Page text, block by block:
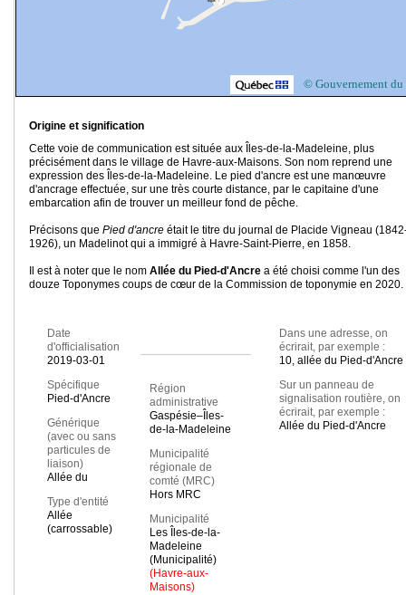
© Gouvernement du
Origine et signification
Cette voie de communication est située aux Îles-de-la-Madeleine, plus
précisément dans le village de Havre-aux-Maisons. Son nom reprend une
expression des Îles-de-la-Madeleine. Le pied d'ancre est une manœuvre
d'ancrage effectuée, sur une très courte distance, par le capitaine d'une
embarcation afin de trouver un meilleur fond de pêche.
Précisons que Pied d'ancre était le titre du journal de Placide Vigneau
1926), un Madelinot qui a immigré à Havre-Saint-Pierre, en 1858.
Il est à noter que le nom Allée du Pied-d'Ancre a été choisi comme l'un des
douze Toponymes coups de cœur de la Commission de toponymie en 2020.
Date
d'officialisation
2019-03-01
Spécifique
Pied-d'Ancre
Générique
(avec ou sans
particules de
liaison)
Allée du
Type d'entité
Allée
(carrossable)
Région
administrative
Gaspésie–Îles-
de-la-Madeleine
Municipalité
régionale de
comté (MRC)
Hors MRC
Municipalité
Les Îles-de-la-
Madeleine
(Municipalité)
(Havre-aux-
Maisons)
Dans une adresse, on
écrirait, par exemple :
10, allée du Pied-d'Ancre
Sur un panneau de
signalisation routière, on
écrirait, par exemple :
Allée du Pied-d'Ancre